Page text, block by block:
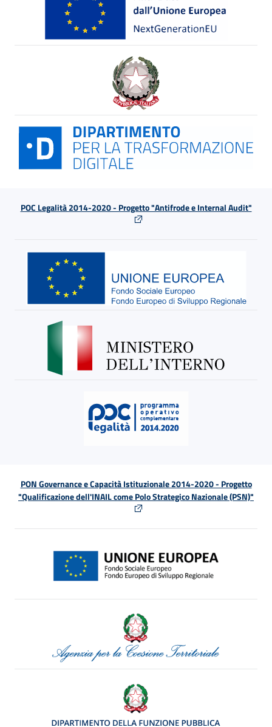
POC Legalità 2014-2020 - Progetto "Antifrode e Internal Audit"
PON Governance e Capacità Istituzionale 2014-2020 - Progetto
"Qualificazione dell'INAIL come Polo Strategico Nazionale (PSN)"